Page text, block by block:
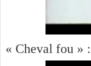
« Cheval fou » :